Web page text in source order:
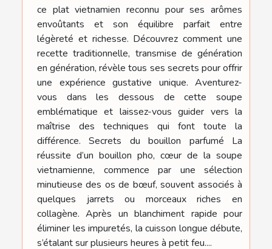
ce plat vietnamien reconnu pour ses arômes
envoûtants et son équilibre parfait entre
légèreté et richesse. Découvrez comment une
recette traditionnelle, transmise de génération
en génération, révèle tous ses secrets pour offrir
une expérience gustative unique. Aventurez-
vous dans les dessous de cette soupe
emblématique et laissez-vous guider vers la
maîtrise des techniques qui font toute la
différence. Secrets du bouillon parfumé La
réussite d’un bouillon pho, cœur de la soupe
vietnamienne, commence par une sélection
minutieuse des os de bœuf, souvent associés à
quelques jarrets ou morceaux riches en
collagène. Après un blanchiment rapide pour
éliminer les impuretés, la cuisson longue débute,
s’étalant sur plusieurs heures à petit feu....